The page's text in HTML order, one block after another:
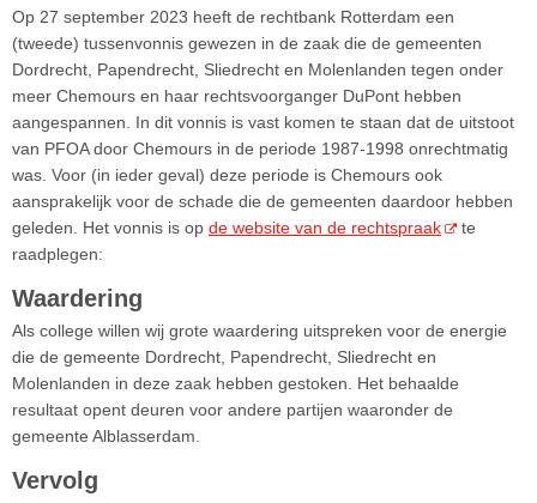
Op 27 september 2023 heeft de rechtbank Rotterdam een
(tweede) tussenvonnis gewezen in de zaak die de gemeenten
Dordrecht, Papendrecht, Sliedrecht en Molenlanden tegen onder
meer Chemours en haar rechtsvoorganger DuPont hebben
aangespannen. In dit vonnis is vast komen te staan dat de uitstoot
van PFOA door Chemours in de periode 1987-1998 onrechtmatig
was. Voor (in ieder geval) deze periode is Chemours ook
aansprakelijk voor de schade die de gemeenten daardoor hebben
geleden. Het vonnis is op de website van de rechtspraak
te
raadplegen:
Waardering
Als college willen wij grote waardering uitspreken voor de energie
die de gemeente Dordrecht, Papendrecht, Sliedrecht en
Molenlanden in deze zaak hebben gestoken. Het behaalde
resultaat opent deuren voor andere partijen waaronder de
gemeente Alblasserdam.
Vervolg